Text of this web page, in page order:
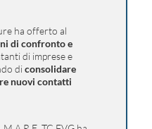
ha offerto al
di confronto e
di imprese e
diconsolidare
nuovi contatti